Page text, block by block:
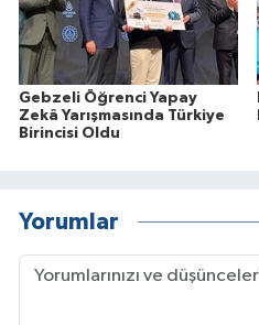
Gebzeli Öğrenci Yapay
Zekâ Yarışmasında Türkiye
Birincisi Oldu
Yorumlar